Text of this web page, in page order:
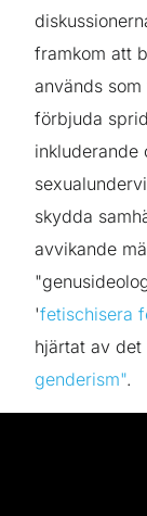
framkom att
används
förbjuda
inkluderande
skydda
avvikande
'fetischisera
hjärtat av
genderism".